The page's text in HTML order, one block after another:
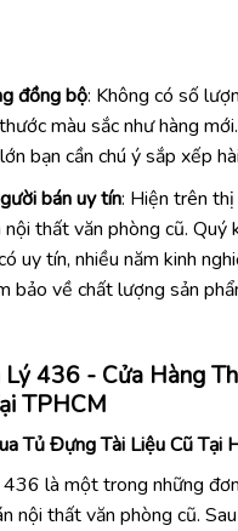
đồng bộ: Không có số
màu sắc như hàng
bạn cần chú ý sắp xếp
bán uy tín: Hiện trên
thất văn phòng cũ. Quý
uy tín, nhiều năm kinh
bảo về chất lượng sản
Lý 436 - Cửa Hàng
TPHCM
Tủ Đựng Tài Liệu Cũ Tại
436 là một trong những
nội thất văn phòng cũ.